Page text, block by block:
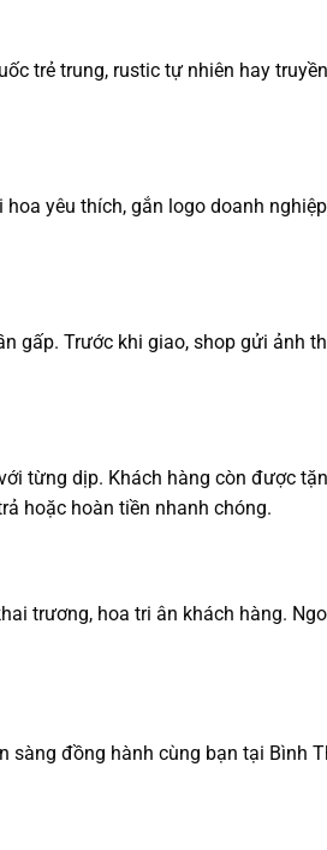
trẻ trung, rustic tự nhiên hay
yêu thích, gắn logo doanh
gấp. Trước khi giao, shop gửi ảnh
từng dịp. Khách hàng còn được
hoặc hoàn tiền nhanh chóng.
trương, hoa tri ân khách hàng.
sàng đồng hành cùng bạn tại Bình